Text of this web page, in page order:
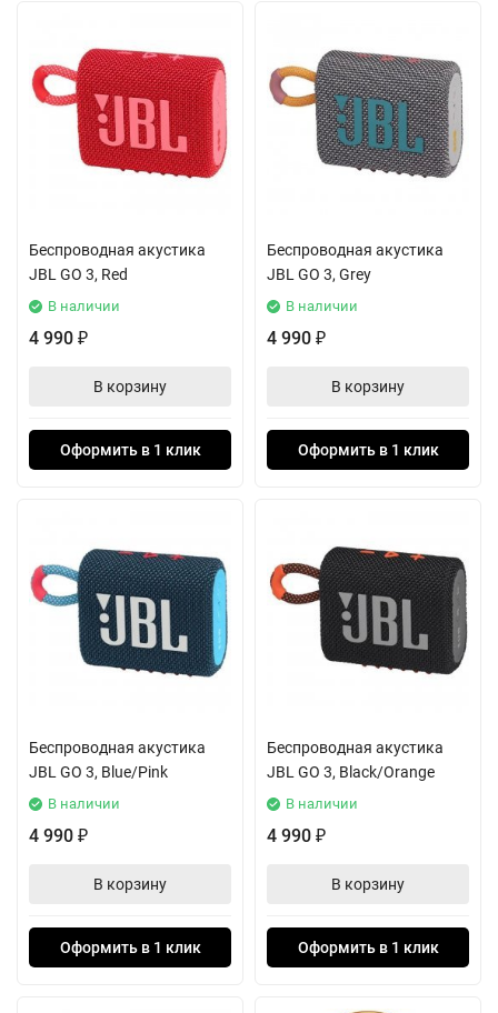
Беспроводная акустика
JBL GO 3, Red
В наличии
4 990 ₽
В корзину
Оформить в 1 клик
Беспроводная акустика
JBL GO 3, Grey
В наличии
4 990 ₽
В корзину
Оформить в 1 клик
Беспроводная акустика
JBL GO 3, Blue/Pink
В наличии
4 990 ₽
В корзину
Оформить в 1 клик
Беспроводная акустика
JBL GO 3, Black/Orange
В наличии
4 990 ₽
В корзину
Оформить в 1 клик